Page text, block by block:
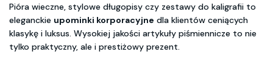
Pióra wieczne, stylowe długopisy czy zestawy do kaligrafii to
eleganckie upominki korporacyjne dla klientów ceniących
klasykę i luksus. Wysokiej jakości artykuły piśmiennicze to nie
tylko praktyczny, ale i prestiżowy prezent.